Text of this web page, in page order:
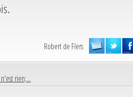
Robert de Flers
rien;...